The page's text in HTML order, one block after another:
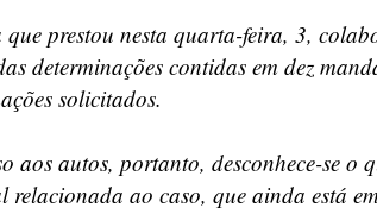
prestou nesta quarta-feira, 3,
determinações contidas em dez
solicitados.
autos, portanto, desconhece-se o
ao caso, que ainda está